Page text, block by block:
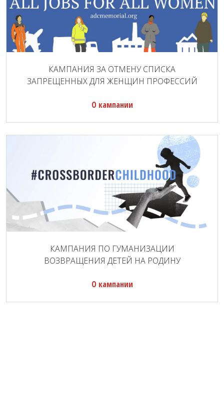
КАМПАНИЯ ЗА ОТМЕНУ СПИСКА
ЗАПРЕЩЕННЫХ ДЛЯ ЖЕНЩИН ПРОФЕССИЙ
О кампании
КАМПАНИЯ ПО ГУМАНИЗАЦИИ
ВОЗВРАЩЕНИЯ ДЕТЕЙ НА РОДИНУ
О кампании